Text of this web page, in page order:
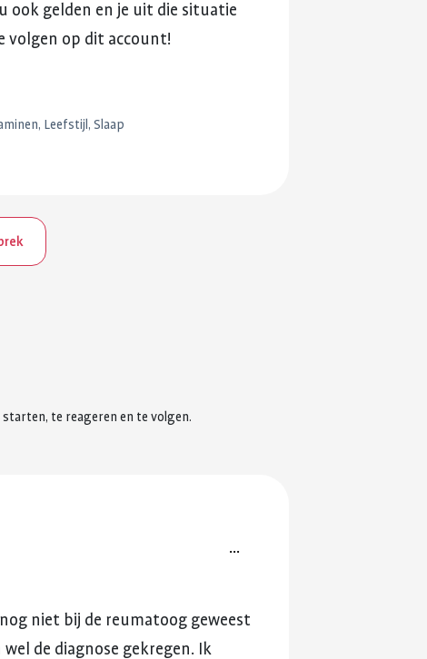
ook gelden en je uit die situatie
volgen op dit account!
Leefstijl, Slaap
te reageren en te volgen.
...
nog niet bij de reumatoog geweest
wel de diagnose gekregen.
Ik